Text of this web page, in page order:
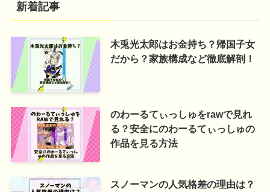
新着記事
木兎光太郎はお金持ち？帰国子女
だから？家族構成など徹底解剖！
のわーるてぃっしゅをrawで見れ
る？安全にのわーるてぃっしゅの
作品を見る方法
スノーマンの人気格差の理由は？